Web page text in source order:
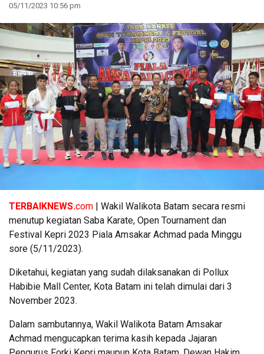
05/11/2023 10:56 pm
TERBAIKNEWS.com | Wakil Walikota Batam secara resmi
menutup kegiatan Saba Karate, Open Tournament dan
Festival Kepri 2023 Piala Amsakar Achmad pada Minggu
sore (5/11/2023).
Diketahui, kegiatan yang sudah dilaksanakan di Pollux
Habibie Mall Center, Kota Batam ini telah dimulai dari 3
November 2023.
Dalam sambutannya, Wakil Walikota Batam Amsakar
Achmad mengucapkan terima kasih kepada Jajaran